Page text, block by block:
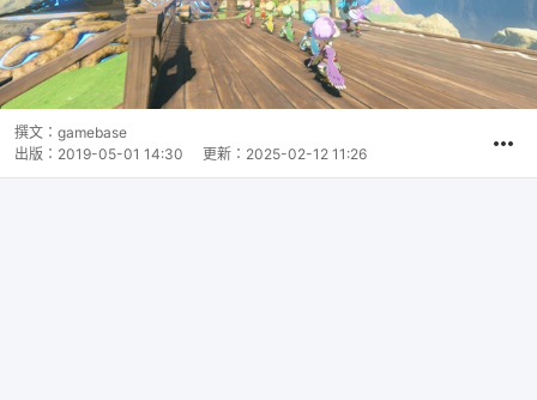
撰文： gamebase
出版： 2019-05-01 14:30 更新： 2025-02-12 11:26